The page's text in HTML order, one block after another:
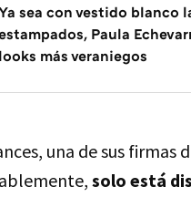
sea con vestido blanco
Paula
looks más veraniegos
una de sus firmas
solo está